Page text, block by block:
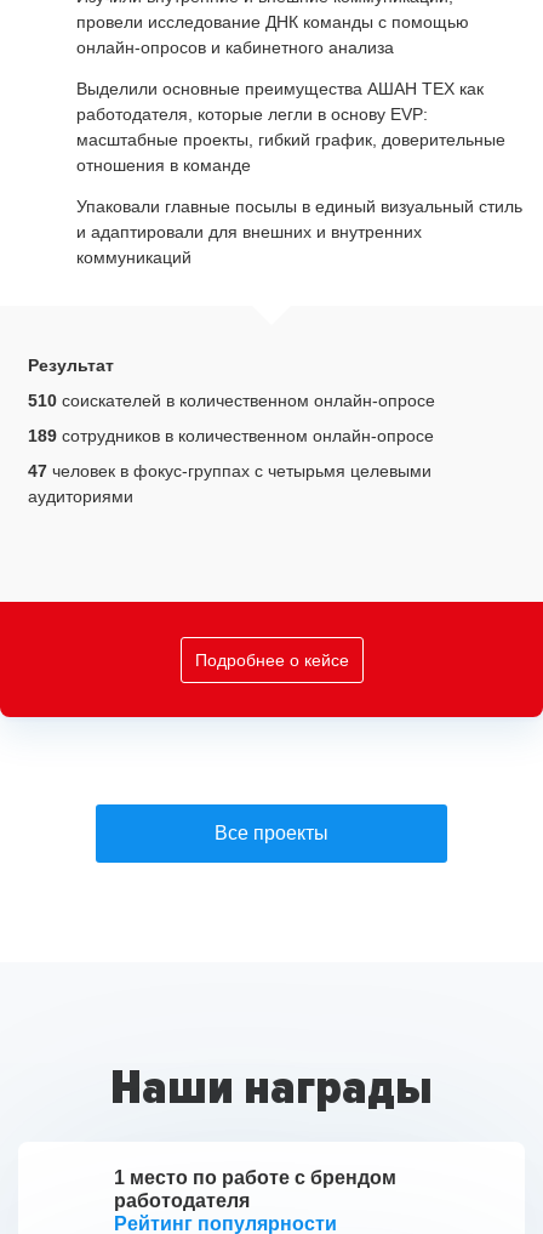
Подробнее о кейсе
провели исследование ДНК команды с помощью
онлайн-опросов и кабинетного анализа
Выделили основные преимущества АШАН ТЕХ как
работодателя, которые легли в основу EVP:
масштабные проекты, гибкий график, доверительные
отношения в команде
Упаковали главные посылы в единый визуальный стиль
и адаптировали для внешних и внутренних
коммуникаций
Результат
510 соискателей в количественном онлайн-опросе
189 сотрудников в количественном онлайн-опросе
47 человек в фокус-группах с четырьмя целевыми
аудиториями
Все проекты
Наши награды
1 место по работе с брендом
работодателя
Рейтинг популярности